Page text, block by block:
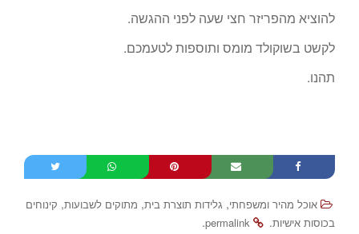
להוציא מהפריזר חצי שעה לפני ההגשה.
לקשט בשוקולד מומס ותוספות לטעמכם.
תהנו.
אוכל מהיר ומשפחתי, גלידות תוצרת בית, מתוקים לשבועות, קינוחים
בכוסות אישיות.
permalink
.